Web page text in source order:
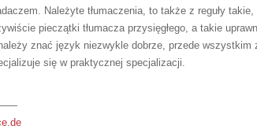
Należyte tłumaczenia, to także z reguły
pieczątki tłumacza przysięgłego, a takie
znać język niezwykle dobrze, przede wszystkim
się w praktycznej specjalizacji.